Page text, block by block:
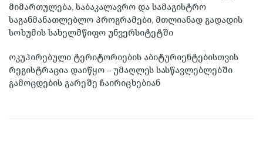
მიმართულება, საბაკალავრო და სამაგისტრო
საგანმანათლებლო პროგრამები, მთლიანად გადადის
სოხუმის სახელმწიფო უნვერსიტეტში
ოკუპირებული ტერიტორიების აბიტურიენტებისთვის
რეგისტრაცია დაიწყო – უმაღლეს სასწავლებლებში
გამოცდების გარეშე ჩაირიცხებიან